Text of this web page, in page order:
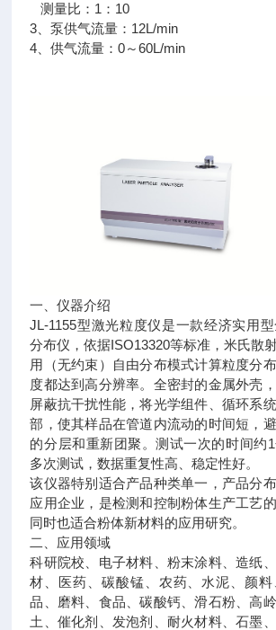
测量比：1：10
3、泵供气流量：12L/min
4、供气流量：0～60L/min
一、仪器介绍
JL-1155型激光粒度仪是一款经济实用
分布仪，依据ISO13320等标准，米氏散
用（无约束）自由分布模式计算粒度分
度都达到高分辨率。全密封的金属外壳
屏蔽抗干扰性能，将光学组件、循环系
部，使其样品在管道内流动的时间短，
的分层和重新团聚。测试一次的时间约1
多次测试，数据重复性高、稳定性好。
该仪器特别适合产品种类单一，产品分
应用企业，是检测和控制粉体生产工艺
同时也适合粉体新材料的应用研究。
二、应用领域
科研院校、电子材料、粉末涂料、造纸
材、医药、碳酸锰、农药、水泥、颜
品、磨料、食品、碳酸钙、滑石粉、高
土、催化剂、发泡剂、耐火材料、石墨